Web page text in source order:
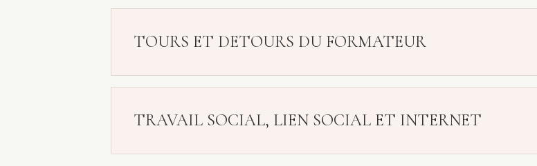
TOURS ET DETOURS DU FORMATEUR
TRAVAIL SOCIAL, LIEN SOCIAL ET INTERNET